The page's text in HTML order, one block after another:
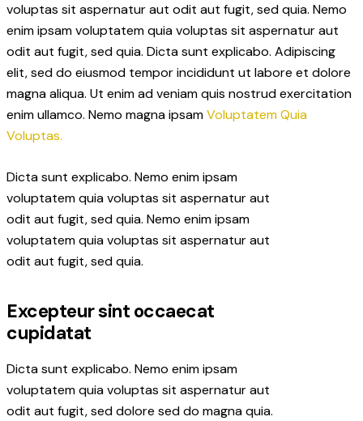
voluptas sit aspernatur aut odit aut fugit, sed quia. Nemo
enim ipsam voluptatem quia voluptas sit aspernatur aut
odit aut fugit, sed quia. Dicta sunt explicabo. Adipiscing
elit, sed do eiusmod tempor incididunt ut labore et dolore
magna aliqua. Ut enim ad veniam quis nostrud exercitation
enim ullamco. Nemo magna ipsamVoluptatem Quia
Voluptas.
Dicta sunt explicabo. Nemo enim ipsam
voluptatem quia voluptas sit aspernatur aut
odit aut fugit, sed quia. Nemo enim ipsam
voluptatem quia voluptas sit aspernatur aut
odit aut fugit, sed quia.
Excepteur sint occaecat
cupidatat
Dicta sunt explicabo. Nemo enim ipsam
voluptatem quia voluptas sit aspernatur aut
odit aut fugit, sed dolore sed do magna quia.